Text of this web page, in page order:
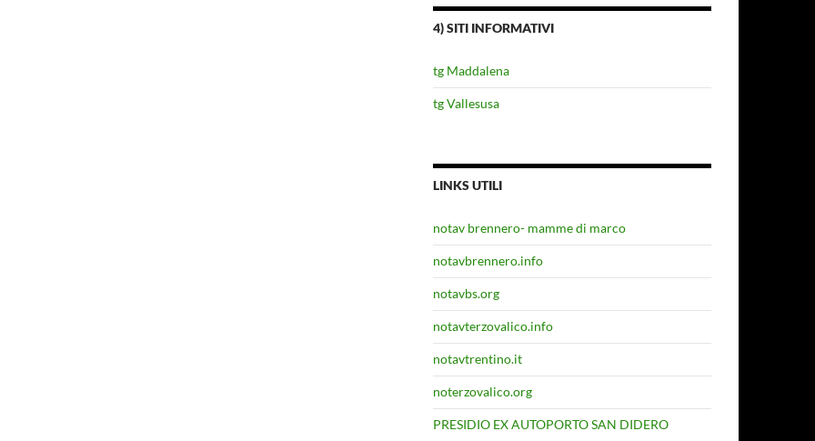
4) SITI INFORMATIVI
tg Maddalena
tg Vallesusa
LINKS UTILI
notav brennero- mamme di marco
notavbrennero.info
notavbs.org
notavterzovalico.info
notavtrentino.it
noterzovalico.org
PRESIDIO EX AUTOPORTO SAN DIDERO